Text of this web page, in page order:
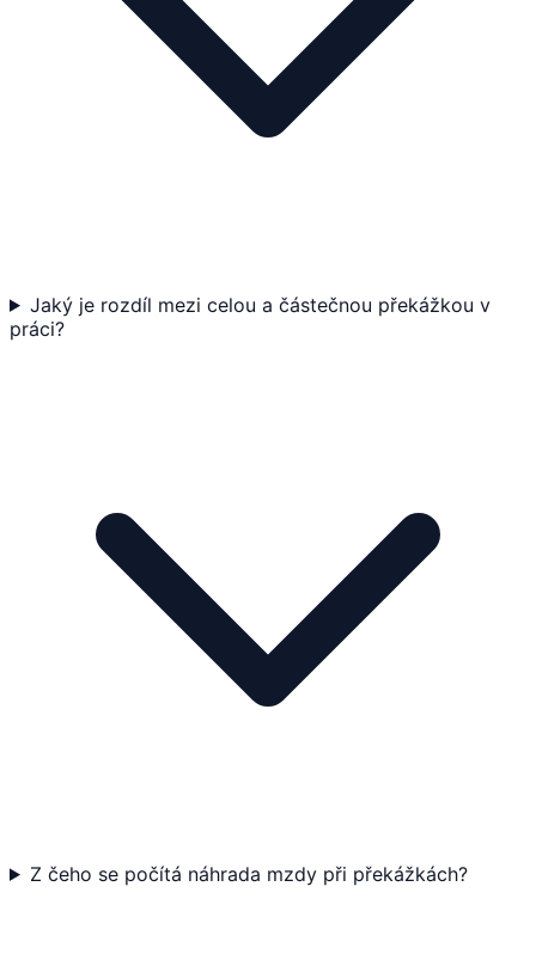
Jaký je rozdíl mezi celou a částečnou překážkou v
práci?
Z čeho se počítá náhrada mzdy při překážkách?